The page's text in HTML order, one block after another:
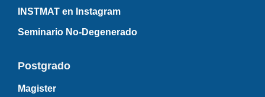
INSTMAT en Instagram
Seminario No-Degenerado
Postgrado
Magister